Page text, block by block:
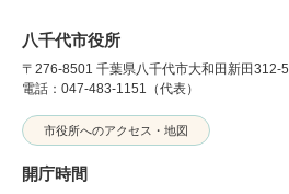
八千代市役所
〒276-8501 千葉県八千代市大和田新田312-5
電話：047-483-1151（代表）
市役所へのアクセス・地図
開庁時間